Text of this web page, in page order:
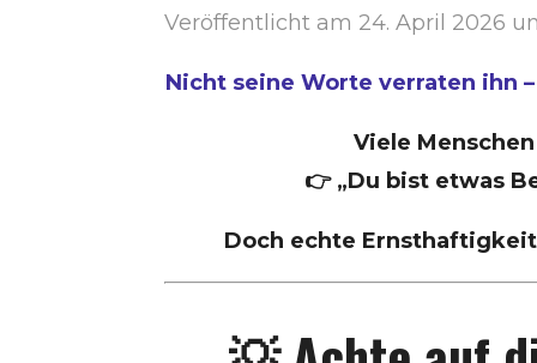
Veröffentlicht am 24. April 2026
Nicht seine Worte verraten ihn
Viele
👉 „Du bist etwas
Doch echte